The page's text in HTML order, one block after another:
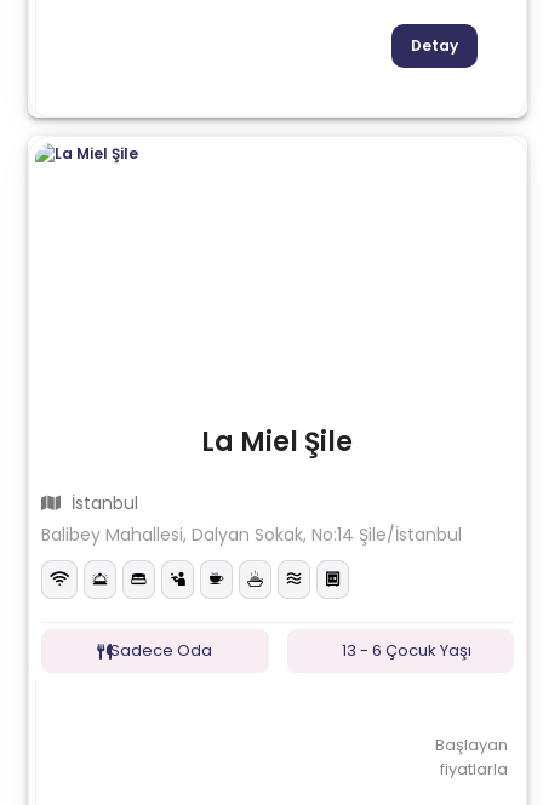
Detay
La Miel Şile
İstanbul
Balibey Mahallesi, Dalyan Sokak, No:14 Şile/İstanbul
Sadece Oda 13 - 6 Çocuk Yaşı
Başlayan
fiyatlarla